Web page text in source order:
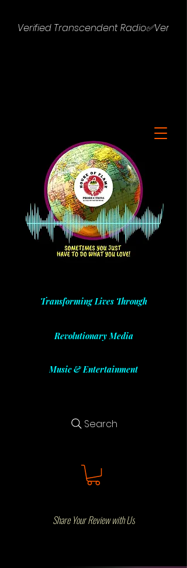
Verified Transcendent Radio✅
Transforming Lives Through
Revolutionary Media
Music & Entertainment
Search
Share Your Review with Us